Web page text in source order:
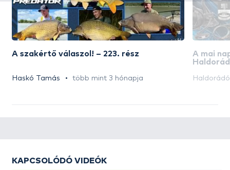
A szakértő válaszol! – 223. rész
Haskó Tamás több mint 3 hónapja
A mai
KAPCSOLÓDÓ VIDEÓK